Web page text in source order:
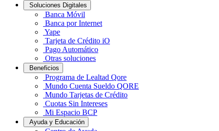
Soluciones Digitales
Banca Móvil
Banca por Internet
Yape
Tarjeta de Crédito iO
Pago Automático
Otras soluciones
Beneficios
Programa de Lealtad Qore
Mundo Cuenta Sueldo QORE
Mundo Tarjetas de Crédito
Cuotas Sin Intereses
Mi Espacio BCP
Ayuda y Educación